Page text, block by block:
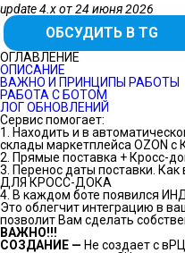
update 4.х от 24 июня 2026
ОБСУДИТЬ В TG
ОГЛАВЛЕНИЕ
ОПИСАНИЕ
ВАЖНО И ПРИНЦИПЫ РАБОТЫ
РАБОТА С БОТОМ
ЛОГ ОБНОВЛЕНИЙ
Сервис помогает:
1. Находить и в
склады маркетплейса OZON
2. Прямые поставка + Кросс-
3. Перенос даты поставки.
ДЛЯ КРОСС-ДОКА
4. В каждом боте появился
Это облегчит интеграцию в
позволит Вам сделать
ВАЖНО!!!
СОЗДАНИЕ — Не создает с